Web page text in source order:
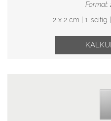
Format:
2 x 2 cm | 1-